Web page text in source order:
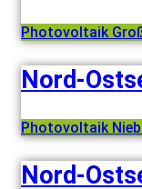
Photovoltaik
Nord-
Photovoltaik
Nord-